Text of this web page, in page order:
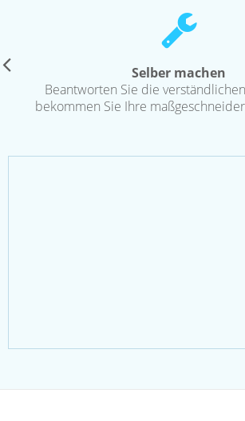
Selber machen
Beantworten Sie die
bekommen Sie Ihre